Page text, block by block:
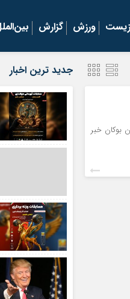
ورزش گزارش
بوکان خبر
جدید ترین اخبار